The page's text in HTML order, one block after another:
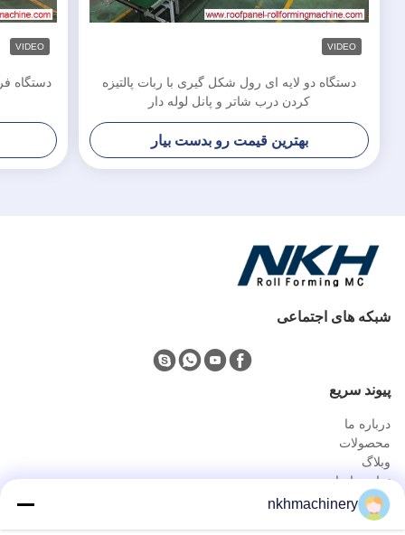
VIDEO
دستگاه دو لایه ای رول شکل گیری با ربات پالتیزه
کردن درب شاتر و پانل لوله دار
بهترین قیمت رو بدست بیار
VIDEO
دستگاه
شبکه های اجتماعی
پيوند سريع
درباره ما
محصولات
وبلاگ
تماس با ما
محصولاتnkhmachinery